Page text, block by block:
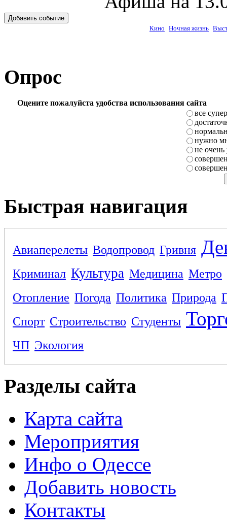
Добавить событие
Кино Ночная жизнь
Опрос
Оцените пожалуйста удобства использования сайта
все супер
нужно
не очень
Быстрая навигация
Авиаперелеты Водопровод Гривня
Криминал Культура Медицина Метро
Отопление Погода Политика Природа
Спорт Строительство Студенты
ЧП Экология
Разделы сайта
Карта сайта
Мероприятия
Инфо о Одессе
Добавить новость
Контакты